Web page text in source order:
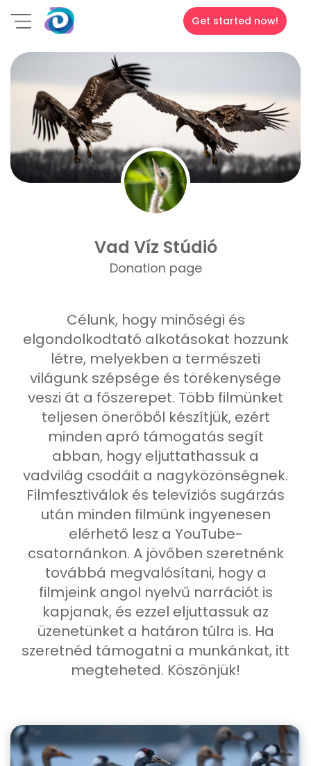
Get started now!
Vad Víz Stúdió
Donation page
Célunk, hogy minőségi és
elgondolkodtató alkotásokat hozzunk
létre, melyekben a természeti
világunk szépsége és törékenysége
veszi át a főszerepet. Több filmünket
teljesen önerőből készítjük, ezért
minden apró támogatás segít
abban, hogy eljuttathassuk a
vadvilág csodáit a nagyközönségnek.
Filmfesztiválok és televíziós sugárzás
után minden filmünk ingyenesen
elérhető lesz a YouTube-
csatornánkon. A jövőben szeretnénk
továbbá megvalósítani, hogy a
filmjeink angol nyelvű narrációt is
kapjanak, és ezzel eljuttassuk az
üzenetünket a határon túlra is. Ha
szeretnéd támogatni a munkánkat, itt
megteheted. Köszönjük!